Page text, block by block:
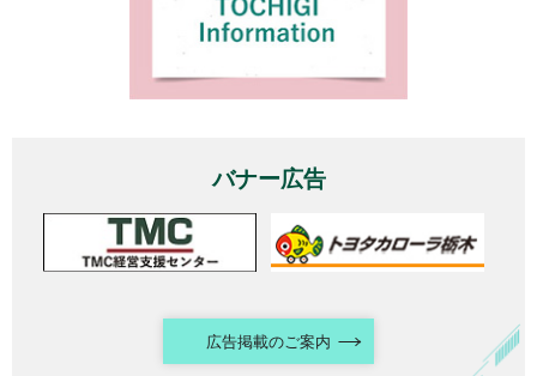
バナー広告
広告掲載のご案内